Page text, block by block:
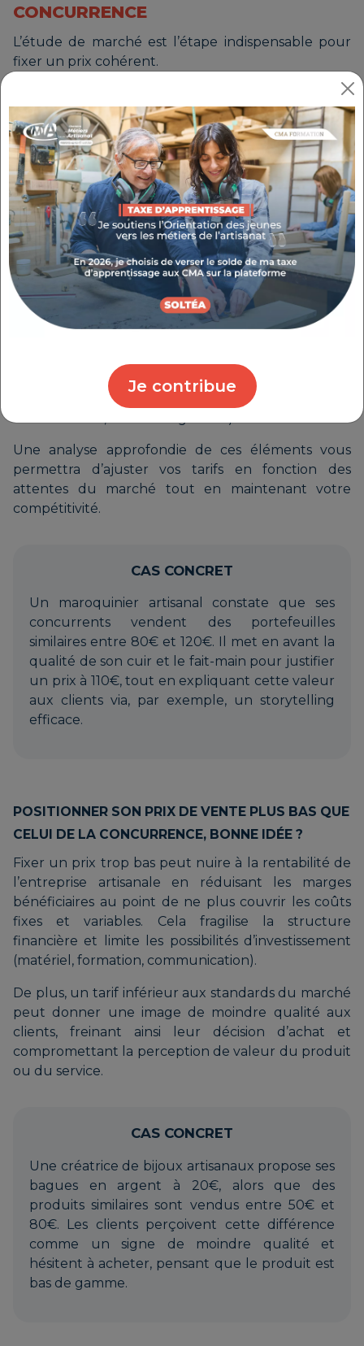
Je contribue
CONCURRENCE
L’étude de marché est l’étape indispensable pour
fixer un prix cohérent.
COMMENT RÉALISER SON ÉTUDE DE MARCHÉ ?
Pour fixer correctement mes prix et comprendre le
marché au sein duquel vous souhaitez émerger, il
faut :
Identifier les prix pratiquéspar vos
concurrents directs et indirects.
Évaluer la perception de la valeur de
par vos clients (qualité, innovation,
Définir un positionnement tarifaire
adéquation avec votre cible (haut de gamme,
Une analyse approfondie de ces éléments vous
permettra d’ajuster vos tarifs en fonction des
attentes du marché tout en maintenant votre
compétitivité.
CAS CONCRET
Un maroquinier artisanal constate que ses
concurrents vendent des portefeuilles
similaires entre 80€ et 120€. Il met en avant la
qualité de son cuir et le fait-main pour justifier
un prix à 110€, tout en expliquant cette valeur
aux clients via, par exemple, un storytelling
efficace.
POSITIONNER SON PRIX DE VENTE PLUS BAS QUE
CELUI DE LA CONCURRENCE, BONNE IDÉE ?
Fixer un prix trop bas peut nuire à la rentabilité de
l’entreprise artisanale en réduisant les marges
bénéficiaires au point de ne plus couvrir les coûts
fixes et variables. Cela fragilise la structure
financière et limite les possibilités d’investissement
(matériel, formation, communication).
De plus, un tarif inférieur aux standards du marché
peut donner une image de moindre qualité aux
clients, freinant ainsi leur décision d’achat et
compromettant la perception de valeur du produit
ou du service.
CAS CONCRET
Une créatrice de bijoux artisanaux propose ses
bagues en argent à 20€, alors que des
produits similaires sont vendus entre 50€ et
80€. Les clients perçoivent cette différence
comme un signe de moindre qualité et
hésitent à acheter, pensant que le produit est
bas de gamme.